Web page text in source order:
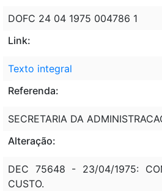
DOFC 24 04 1975 004786 1
Link:
Texto integral
Referenda:
SECRETARIA DA
Alteração:
DEC 75648 - 23/04/1975:
CUSTO.